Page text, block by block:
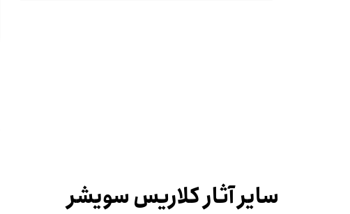
سایر آثار کلاریس سویشر